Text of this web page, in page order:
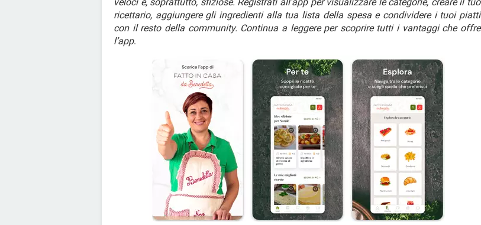
ricettario, aggiungere gli ingredienti alla tua lista della spesa e condividere i tuoi piatti
con il resto della community. Continua a leggere per scoprire tutti i vantaggi che offre
l’app.